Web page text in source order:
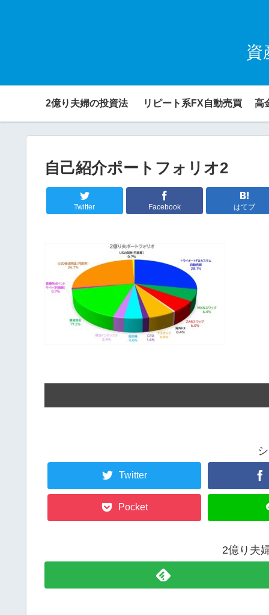
資
2億り夫婦の投資法 リピート系FX自動売買 高
自己紹介ポートフォリオ2
Twitter Facebook はてブ
Twitter
Pocket
2億り夫